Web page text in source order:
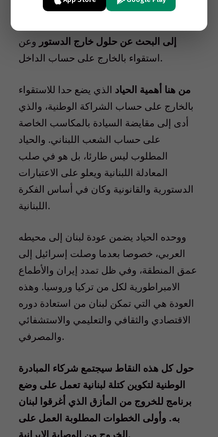
وينبه أصحاب المبادرة إلى أن استمرار الوضع،
إلى البحث عن حلول خارج الدستور وعن
استقواء بالخارج على حساب الداخل.
من هنا أهمية الحياد الذي يضع حدا للاستقواء
بالخارج على حساب الشراكة الوطنية، والذي
أدى إلى مقايضة السيادة بالمكاسب الخاصة
على حساب الشعب اللبناني. والحياد
المطلوب ليس طارئا، بل هو في صلب
المعادلة اللبنانية ويعلو على الاعتبارات
الدستورية والقانونية وكان في أساس الفكرة
اللبنانية.
ووحده الحياد يضمن عودة لبنان إلى محيطه
العربي، خصوصا بعدما وصلت إسرائيل إلى
عمق المنطقة، وفي ظل تمدد إيران والأطماع
الامبراطورية لكل من تركيا وروسيا. وهذه
العودة هي التي تمكن لبنان من استعادة دوره
الاقتصادي والثقافي والتعليمي والاستشفائي
والمصرفي.
حول كل هذه النقاط سيجتمع شركاء المبادرة
الوطنية لتكوين كتلة لبنانية تعمل على وضع
برنامج للخروج من المأزق الذي أغرقوا لبنان
به. وأولى الخطوات المطلوبة العمل على